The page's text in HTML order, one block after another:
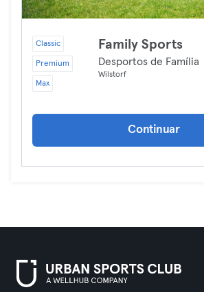
Classic
Premium
Max
Family Sports
Desportos de Família
Wilstorf
Continuar